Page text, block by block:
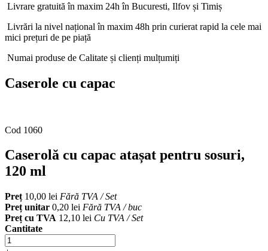
Livrare gratuită în maxim 24h în Bucuresti, Ilfov și Timiș
Livrări la nivel național în maxim 48h prin curierat rapid la cele mai
mici prețuri de pe piață
Numai produse de Calitate și clienți mulțumiți
Caserole cu capac
Cod 1060
Caserolă cu capac atașat pentru sosuri,
120 ml
Preț 10,00 lei Fără TVA / Set
Preț unitar 0,20 lei Fără TVA / buc
Preț cu TVA 12,10 lei Cu TVA / Set
Cantitate